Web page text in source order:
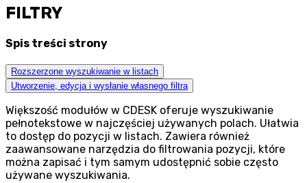
FILTRY
Spis treści strony
Rozszerzone wyszukiwanie w listach
Utworzenie, edycja i wysłanie własnego filtra
Większość modułów w CDESK oferuje wyszukiwanie
pełnotekstowe w najczęściej używanych polach. Ułatwia
to dostęp do pozycji w listach. Zawiera również
zaawansowane narzędzia do filtrowania pozycji, które
można zapisać i tym samym udostępnić sobie często
używane wyszukiwania.